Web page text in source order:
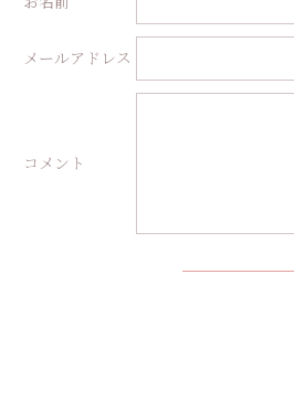
メールアドレス
コメント